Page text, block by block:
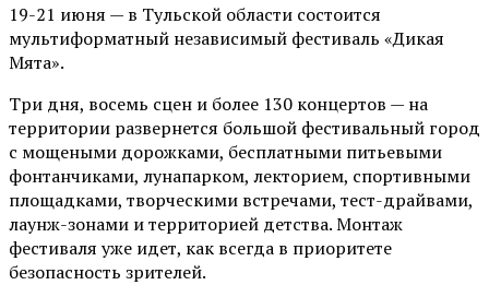
19-21 июня — в Тульской области состоится
мультиформатный независимый фестиваль «Дикая
Мята».
Три дня, восемь сцен и более 130 концертов — на
территории развернется большой фестивальный город
с мощеными дорожками, бесплатными питьевыми
фонтанчиками, лунапарком, лекторием, спортивными
площадками, творческими встречами, тест-драйвами,
лаунж-зонами и территорией детства. Монтаж
фестиваля уже идет, как всегда в приоритете
безопасность зрителей.